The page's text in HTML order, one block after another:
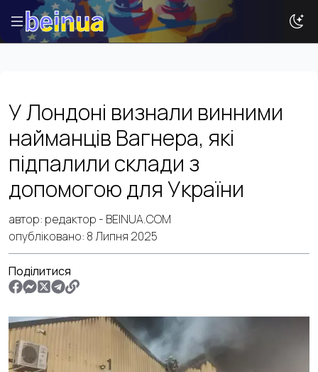
Новини
Ваша реклама
Досвід
Туризм
У Лондоні визнали винними
найманців Вагнера, які
підпалили склади з
допомогою для України
автор: редактор - BEINUA.COM
опубліковано: 8 Липня 2025
Поділитися